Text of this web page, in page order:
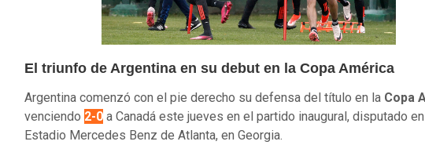
El triunfo de Argentina en su debut en la Copa América
Argentina comenzó con el pie derecho su defensa del título en la Copa
venciendo 2-0 a Canadá este jueves en el partido inaugural, disputado
Estadio Mercedes Benz de Atlanta, en Georgia.